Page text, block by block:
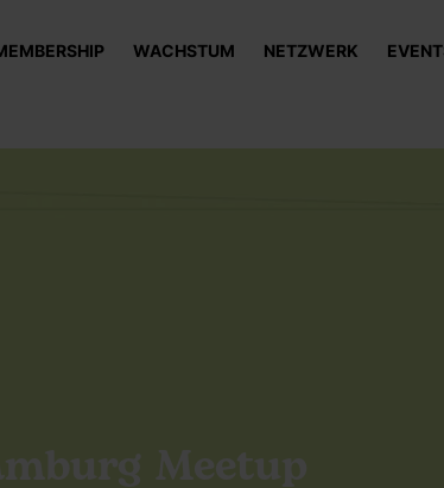
WACHSTUM NETZWERK
Meetup